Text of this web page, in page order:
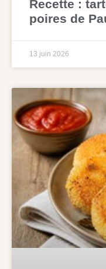
Recette :
poires de
13 juin 2026